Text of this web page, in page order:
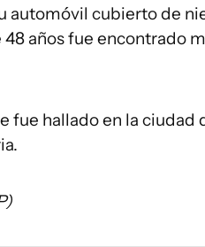
automóvil cubierto de
años fue encontrado
fue hallado en la ciudad